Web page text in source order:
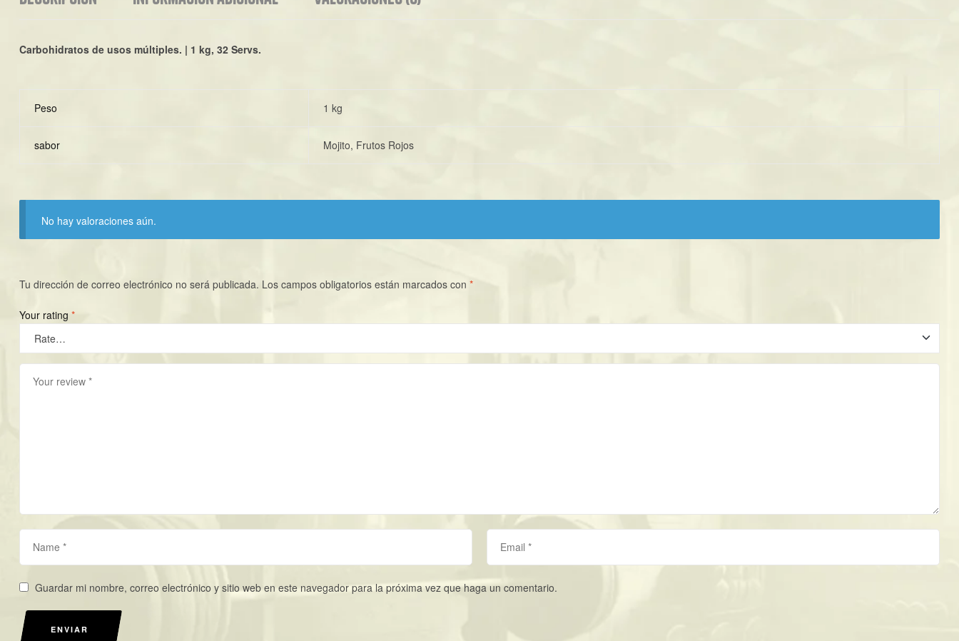
Carbohidratos de usos múltiples. | 1 kg, 32 Servs.
Peso 1 kg
sabor Mojito, Frutos Rojos
No hay valoraciones aún.
Tu dirección de correo electrónico no será publicada. Los campos obligatorios están marcados con *
Your rating *
Guardar mi nombre, correo electrónico y sitio web en este navegador para la próxima vez que haga un comentario.
ENVIAR